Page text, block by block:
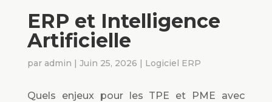
ERP et Intelligence
Artificielle
par admin | Juin 25, 2026 | Logiciel ERP
Quels enjeux pour les TPE et PME avec